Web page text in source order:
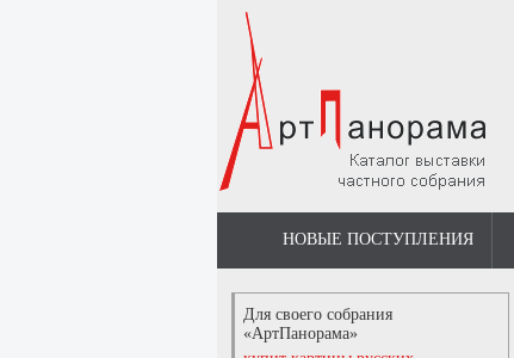
НОВЫЕ ПОСТУПЛЕНИЯ
Для своего собрания
«АртПанорама»